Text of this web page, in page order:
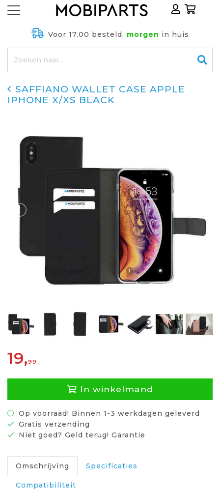
Voor 17.00 besteld, morgen in huis
SAFFIANO WALLET CASE APPLE
IPHONE X/XS BLACK
19,99
In winkelmand
Op voorraad! Binnen 1-3 werkdagen geleverd
Gratis verzending
Niet goed? Geld terug! Garantie
Omschrijving Specificaties
Compatibiliteit